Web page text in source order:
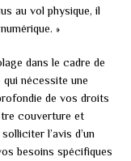
au vol physique, il
»
dans le cadre de
nécessite une
de vos droits
couverture et
l’avis d’un
besoins spécifiques